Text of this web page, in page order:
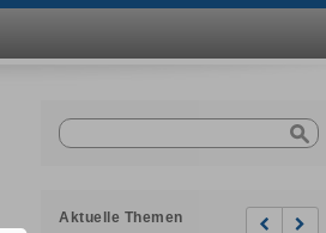
Aktuelle Themen Previous